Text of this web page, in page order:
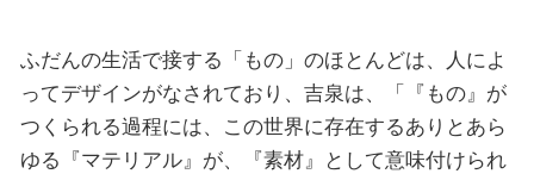
ふだんの生活で接する「もの」のほとんどは、人によ
ってデザインがなされており、吉泉は、「『もの』が
つくられる過程には、この世界に存在するありとあら
ゆる『マテリアル』が、『素材』として意味付けられ